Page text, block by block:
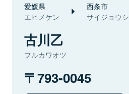
愛媛県
エヒメケン
西条市
サイジョウシ
古川乙
フルカワオツ
793-0045